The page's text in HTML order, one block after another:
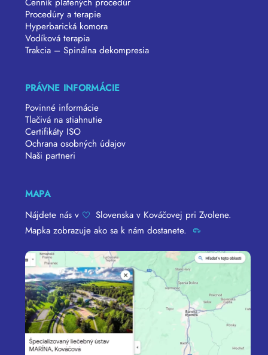
Procedúry a terapie
Hyperbarická komora
Vodíková terapia
Trakcia – Spinálna dekompresia
PRÁVNE INFORMÁCIE
Povinné informácie
Tlačivá na stiahnutie
Certifikáty ISO
Ochrana osobných údajov
Naši partneri
MAPA
Nájdete nás v
Slovenska v Kováčovej pri Zvolene.
Mapka zobrazuje ako sa k nám dostanete.